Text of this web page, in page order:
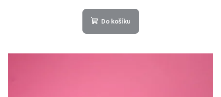
Do košíku